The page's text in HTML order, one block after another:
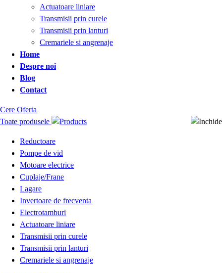
Actuatoare liniare
Transmisii prin curele
Transmisii prin lanturi
Cremariele si angrenaje
Home
Despre noi
Blog
Contact
Cere Oferta
Toate produsele
Reductoare
Pompe de vid
Motoare electrice
Cuplaje/Frane
Lagare
Invertoare de frecventa
Electrotamburi
Actuatoare liniare
Transmisii prin curele
Transmisii prin lanturi
Cremariele si angrenaje